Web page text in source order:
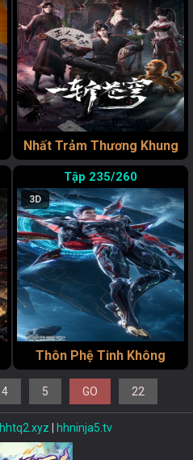
Nhất Trảm Thương Khung
235/260
3D
Thôn Phệ Tinh Không
4 5 GO 22
hhtq2.xyz hhninja5.tv